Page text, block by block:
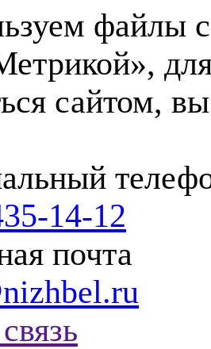
файлы
сайтом,
14-12
почта